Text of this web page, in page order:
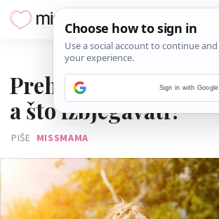
Prehrana za dojilje:
a što izbjegavati?
PIŠE MISSMAMA
Sign in with Google